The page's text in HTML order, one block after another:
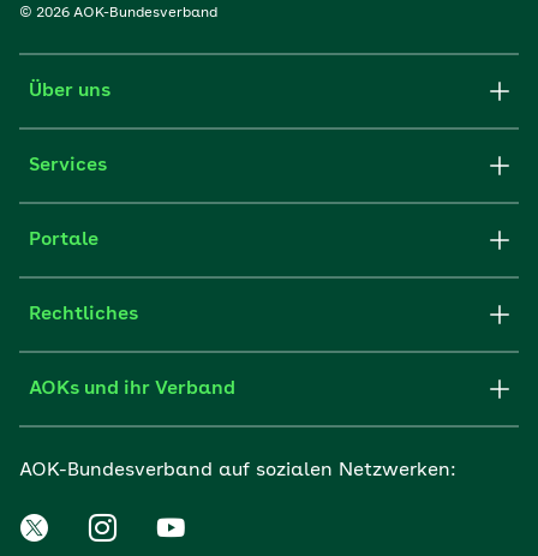
© 2026 AOK-Bundesverband
Über uns
Services
Portale
Rechtliches
AOKs und ihr Verband
AOK-Bundesverband auf sozialen Netzwerken: